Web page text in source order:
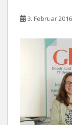
3. Februar 2016